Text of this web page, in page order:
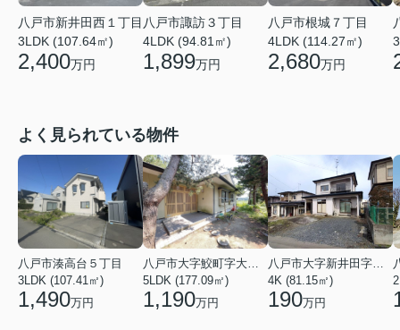
八戸市新井田西１丁目
3LDK (107.64㎡)
2,400万円
八戸市諏訪３丁目
4LDK (94.81㎡)
1,899万円
八戸市根城７丁目
4LDK (114.27㎡)
2,680万円
よく見られている物件
八戸市湊高台５丁目
3LDK (107.41㎡)
1,490万円
八戸市大字鮫町字大草離
5LDK (177.09㎡)
1,190万円
八戸市大字新井田字塩入
4K (81.15㎡)
190万円